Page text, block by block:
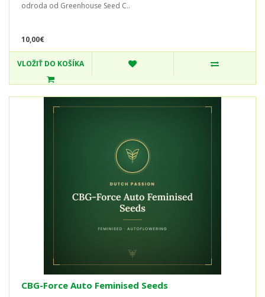
odroda od Greenhouse Seed C..
10,00€
VLOŽIŤ DO KOŠÍKA
CBG-Force Auto Feminised Seeds